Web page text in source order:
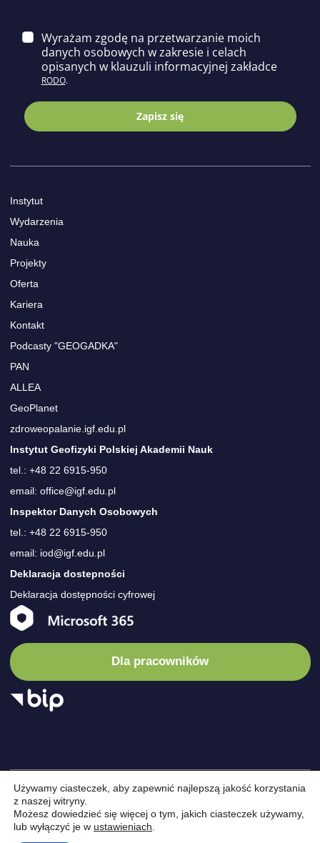
Wyrażam zgodę na przetwarzanie moich
danych osobowych w zakresie i celach
opisanych w klauzuli informacyjnej zakładce
RODO.
Zapisz się
Instytut
Wydarzenia
Nauka
Projekty
Oferta
Kariera
Kontakt
Podcasty "GEOGADKA"
PAN
ALLEA
GeoPlanet
zdroweopalanie.igf.edu.pl
Instytut Geofizyki Polskiej Akademii Nauk
tel.: +48 22 6915-950
email: office@igf.edu.pl
Inspektor Danych Osobowych
tel.: +48 22 6915-950
email: iod@igf.edu.pl
Deklaracja dostepności
Deklaracja dostępności cyfrowej
Dla pracowników
© Instytut
Geofizyki
/
Projekty /Kontakt
Używamy ciasteczek, aby zapewnić najlepszą jakość korzystania
z naszej witryny.
Możesz dowiedzieć się więcej o tym, jakich ciasteczek używamy,
lub wyłączyć je w ustawieniach